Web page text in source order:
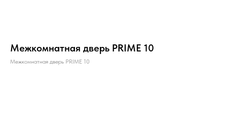
Межкомнатная дверь PRIME 10
Межкомнатная дверь PRIME 10